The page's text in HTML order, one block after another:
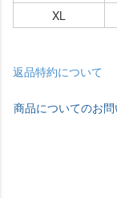
XL
返品特約について
商品についてのお